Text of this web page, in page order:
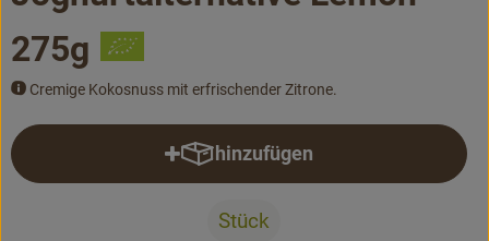
Über uns
275g
Cremige Kokosnuss mit erfrischender Zitrone.
hinzufügen
Produkt zum Warenkorb
Stück